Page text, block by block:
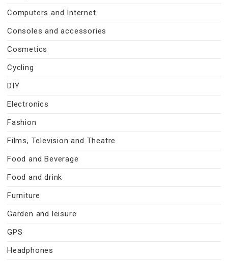
Computers and Internet
Consoles and accessories
Cosmetics
Cycling
DIY
Electronics
Fashion
Films, Television and Theatre
Food and Beverage
Food and drink
Furniture
Garden and leisure
GPS
Headphones